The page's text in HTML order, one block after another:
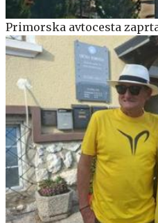
Primorska avtocesta